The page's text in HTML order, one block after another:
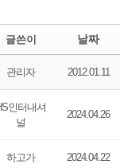
글쓴이 날짜
관리자 2012.01.11
인터내셔
널
2024.04.26
하고가 2024.04.22